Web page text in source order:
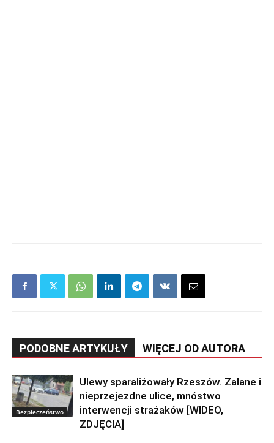
PODOBNE ARTYKUŁY WIĘCEJ OD AUTORA
Bezpieczeństwo
Ulewy sparaliżowały Rzeszów. Zalane i
nieprzejezdne ulice, mnóstwo
interwencji strażaków [WIDEO,
ZDJĘCIA]